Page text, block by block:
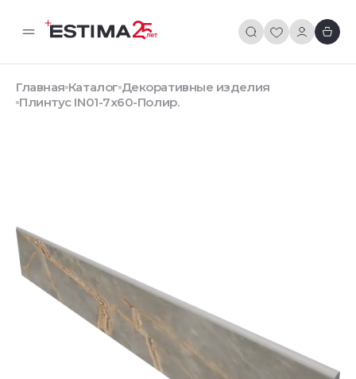
Главная Каталог Декоративные изделия
Плинтус IN01-7x60-Полир.